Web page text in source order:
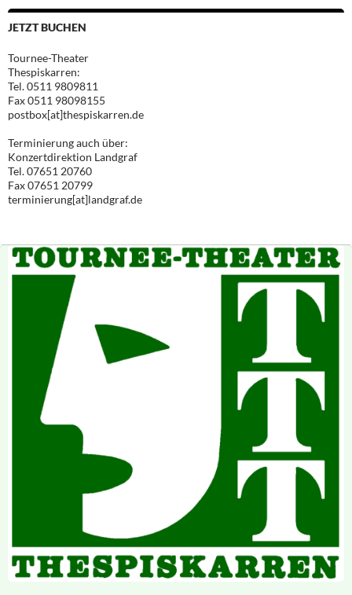
JETZT BUCHEN
Tournee-Theater
Thespiskarren:
Tel. 0511 9809811
Fax 0511 98098155
postbox[at]thespiskarren.de
Terminierung auch über:
Konzertdirektion Landgraf
Tel. 07651 20760
Fax 07651 20799
terminierung[at]landgraf.de